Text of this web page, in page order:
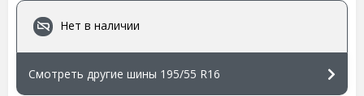
Нет в наличии
Смотреть другие шины 195/55 R16